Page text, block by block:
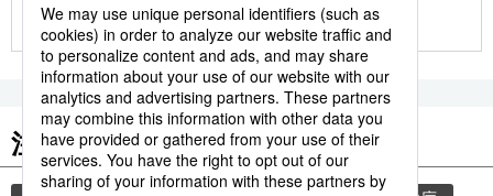
もっと見る
注目のキーワード